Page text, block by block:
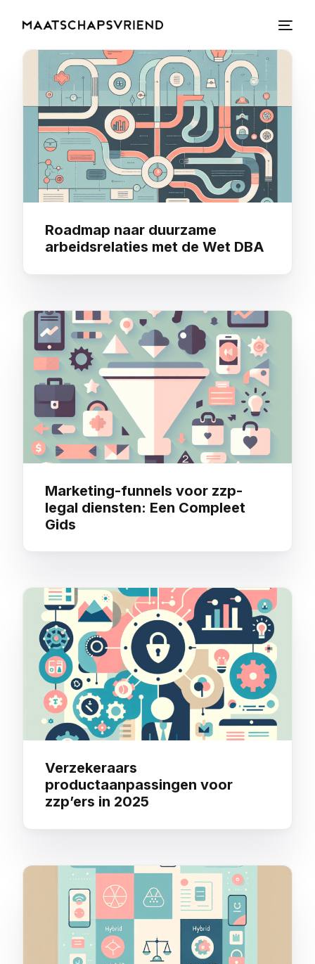
Roadmap naar duurzame
arbeidsrelaties met de Wet DBA
Marketing-funnels voor zzp-
legal diensten: Een Compleet
Gids
Verzekeraars
productaanpassingen voor
zzp’ers in 2025